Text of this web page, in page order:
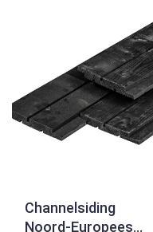
Channelsiding
Noord-Europees